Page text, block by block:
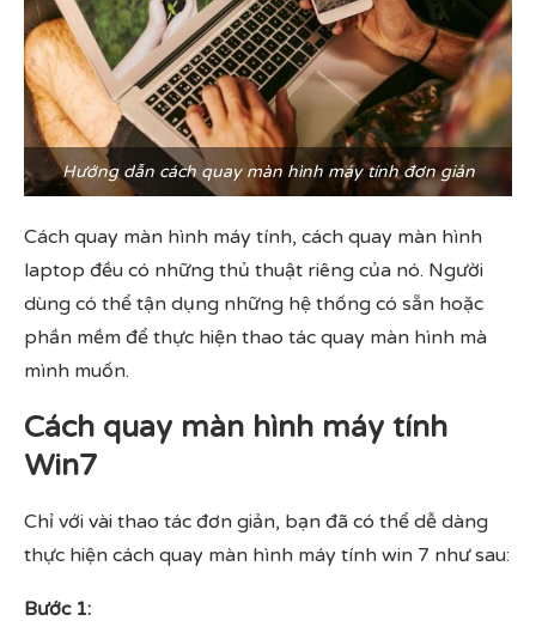
Hướng dẫn cách quay màn hình máy tính đơn giản
Cách quay màn hình máy tính, cách quay màn hình
laptop đều có những thủ thuật riêng của nó. Người
dùng có thể tận dụng những hệ thống có sẵn hoặc
phần mềm để thực hiện thao tác quay màn hình mà
mình muốn.
Cách quay màn hình máy tính
Win7
Chỉ với vài thao tác đơn giản, bạn đã có thể dễ dàng
thực hiện cách quay màn hình máy tính win 7 như sau:
Bước 1: